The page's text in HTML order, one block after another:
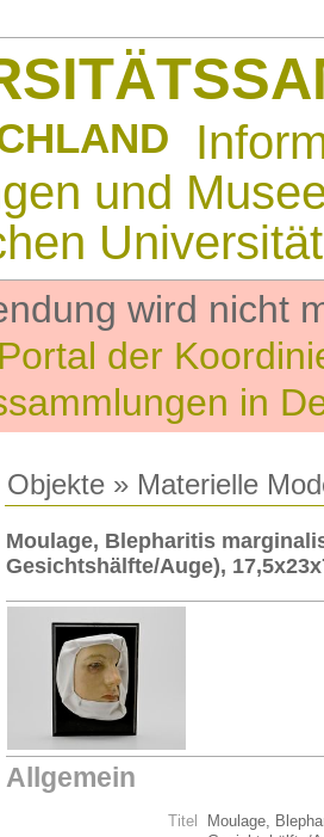
und
wird nicht
Portal der
in
Objekte » Materielle
Moulage, Blepharitis
Gesichtshälfte/Auge),
Allgemein
Titel
Moulage,